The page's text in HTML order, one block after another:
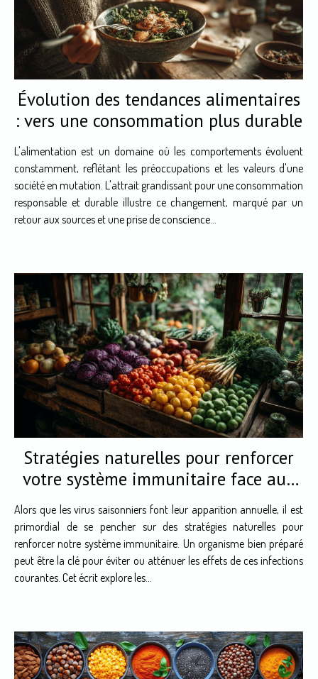
Évolution des tendances alimentaires
: vers une consommation plus durable
L'alimentation est un domaine où les comportements évoluent
constamment, reflétant les préoccupations et les valeurs d'une
société en mutation. L'attrait grandissant pour une consommation
responsable et durable illustre ce changement, marqué par un
retour aux sources et une prise de conscience...
Stratégies naturelles pour renforcer
votre système immunitaire face aux
virus saisonniers
Alors que les virus saisonniers font leur apparition annuelle, il est
primordial de se pencher sur des stratégies naturelles pour
renforcer notre système immunitaire. Un organisme bien préparé
peut être la clé pour éviter ou atténuer les effets de ces infections
courantes. Cet écrit explore les...